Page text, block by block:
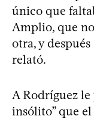
único que
Amplio, que
otra, y
relató.
A Rodríguez le
insólito” que